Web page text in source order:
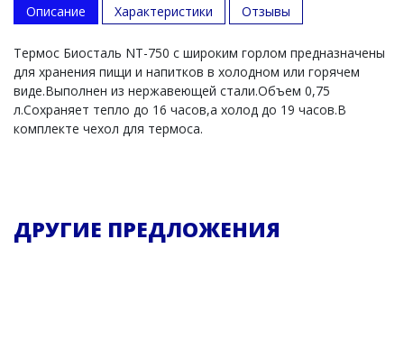
Описание Характеристики Отзывы
Термос Биосталь NT-750 с широким горлом предназначены
для хранения пищи и напитков в холодном или горячем
виде.Выполнен из нержавеющей стали.Объем 0,75
л.Сохраняет тепло до 16 часов,а холод до 19 часов.В
комплекте чехол для термоса.
ДРУГИЕ ПРЕДЛОЖЕНИЯ